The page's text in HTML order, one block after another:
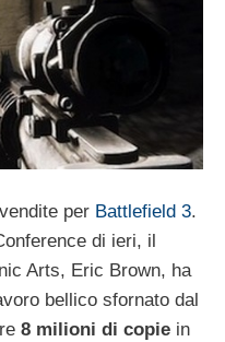
per Battlefield 3.
di ieri, il
Arts, Eric Brown, ha
bellico sfornato dal
8 milioni di copie in